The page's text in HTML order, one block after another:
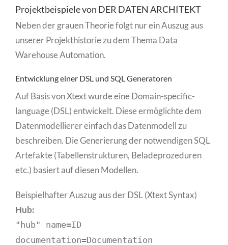
Projektbeispiele von DER DATEN ARCHITEKT
Neben der grauen Theorie folgt nur ein Auszug aus
unserer Projekthistorie zu dem Thema Data
Warehouse Automation.
Entwicklung einer DSL und SQL Generatoren
Auf Basis von Xtext wurde eine Domain-specific-
language (DSL) entwickelt. Diese ermöglichte dem
Datenmodellierer einfach das Datenmodell zu
beschreiben. Die Generierung der notwendigen SQL
Artefakte (Tabellenstrukturen, Beladeprozeduren
etc.) basiert auf diesen Modellen.
Beispielhafter Auszug aus der DSL (Xtext Syntax)
Hub:
"hub" name=ID
documentation=Documentation